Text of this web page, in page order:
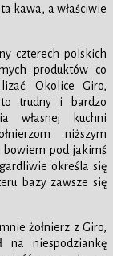
kawa, a właściwie
czterech polskich
produktów co
Okolice Giro,
trudny i bardzo
własnej kuchni
niższym
bowiem pod jakimś
określa się
bazy zawsze się
żołnierz z Giro,
na niespodziankę